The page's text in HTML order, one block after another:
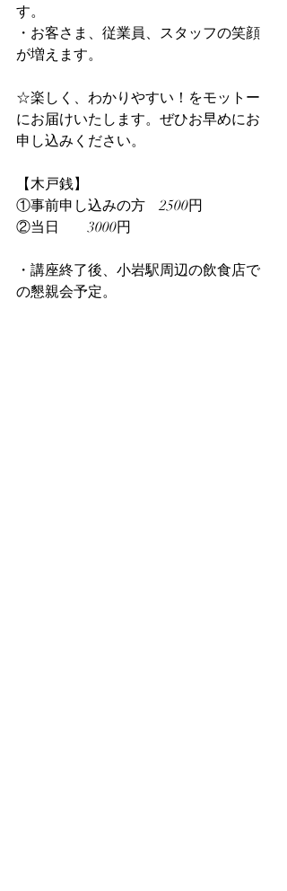
す。
・お客さま、従業員、スタッフの笑顔
が増えます。
☆楽しく、わかりやすい！をモットー
にお届けいたします。ぜひお早めにお
申し込みください。
【木戸銭】
①事前申し込みの方　2500円
②当日　　3000円
・講座終了後、小岩駅周辺の飲食店で
の懇親会予定。